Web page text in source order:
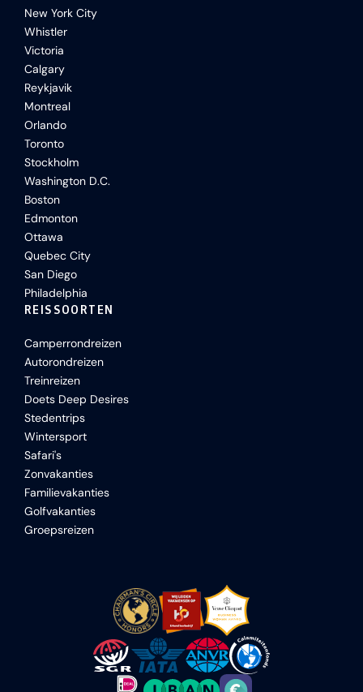
New York City
Whistler
Victoria
Calgary
Reykjavik
Montreal
Orlando
Toronto
Stockholm
Washington D.C.
Boston
Edmonton
Ottawa
Quebec City
San Diego
Philadelphia
REISSOORTEN
Camperrondreizen
Autorondreizen
Treinreizen
Doets Deep Desires
Stedentrips
Wintersport
Safari's
Zonvakanties
Familievakanties
Golfvakanties
Groepsreizen